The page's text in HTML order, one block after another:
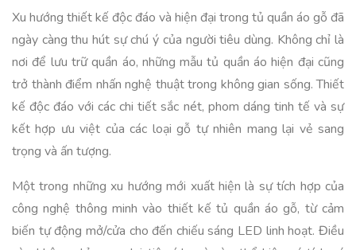
Xu hướng thiết kế độc đáo và hiện đại trong tủ quần áo gỗ đã
ngày càng thu hút sự chú ý của người tiêu dùng. Không chỉ là
nơi để lưu trữ quần áo, những mẫu tủ quần áo hiện đại cũng
trở thành điểm nhấn nghệ thuật trong không gian sống. Thiết
kế độc đáo với các chi tiết sắc nét, phom dáng tinh tế và sự
kết hợp ưu việt của các loại gỗ tự nhiên mang lại vẻ sang
trọng và ấn tượng.
Một trong những xu hướng mới xuất hiện là sự tích hợp của
công nghệ thông minh vào thiết kế tủ quần áo gỗ, từ cảm
biến tự động mở/cửa cho đến chiếu sáng LED linh hoạt. Điều